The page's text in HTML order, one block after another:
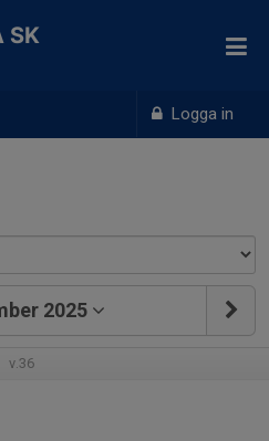
Logga in
SK
2025
v.36